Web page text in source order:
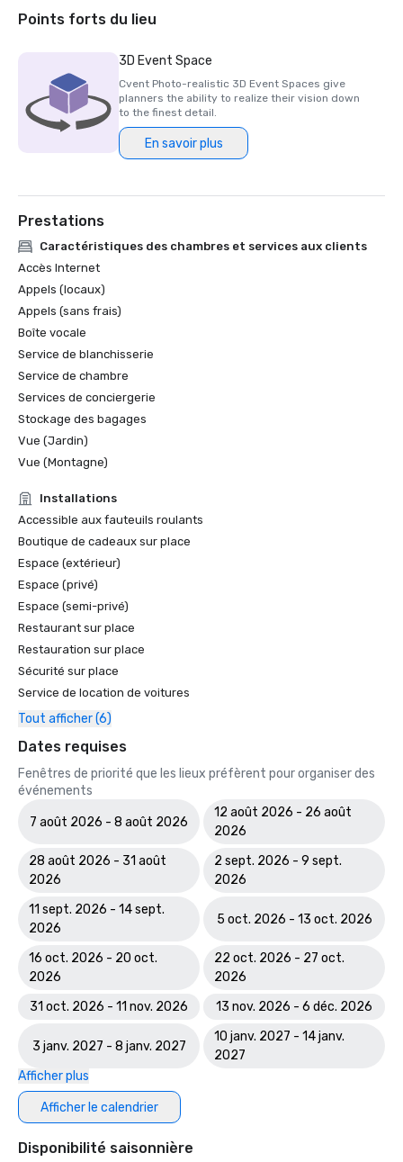
Points forts du lieu
3D Event Space
Cvent Photo-realistic 3D Event Spaces give
planners the ability to realize their vision down
to the finest detail.
En savoir plus
Prestations
Caractéristiques des chambres et services aux clients
Accès Internet
Appels (locaux)
Appels (sans frais)
Boîte vocale
Service de blanchisserie
Service de chambre
Services de conciergerie
Stockage des bagages
Vue (Jardin)
Vue (Montagne)
Installations
Accessible aux fauteuils roulants
Boutique de cadeaux sur place
Espace (extérieur)
Espace (privé)
Espace (semi-privé)
Restaurant sur place
Restauration sur place
Sécurité sur place
Service de location de voitures
Tout afficher (6)
Dates requises
Fenêtres de priorité que les lieux préfèrent pour organiser des
événements
7 août 2026 - 8 août 2026
12 août 2026 - 26 août
2026
28 août 2026 - 31 août
2026
2 sept. 2026 - 9 sept.
2026
11 sept. 2026 - 14 sept.
2026
5 oct. 2026 - 13 oct. 2026
16 oct. 2026 - 20 oct.
2026
22 oct. 2026 - 27 oct.
2026
31 oct. 2026 - 11 nov. 2026
13 nov. 2026 - 6 déc. 2026
3 janv. 2027 - 8 janv. 2027
10 janv. 2027 - 14 janv.
2027
Afficher plus
Afficher le calendrier
Disponibilité saisonnière